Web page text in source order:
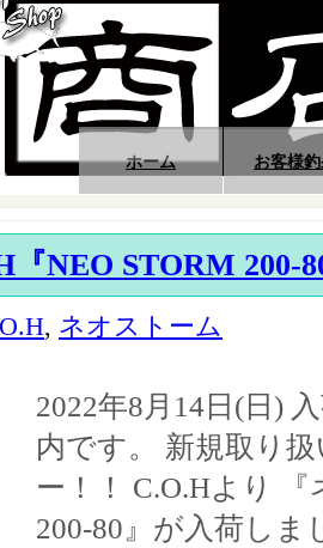
ホーム お客様
『NEO STORM 200-
, ネオストーム
2022年8月14日(日)
内です。 新規取り
ー！！ C.O.Hより
200-80』が入荷しま